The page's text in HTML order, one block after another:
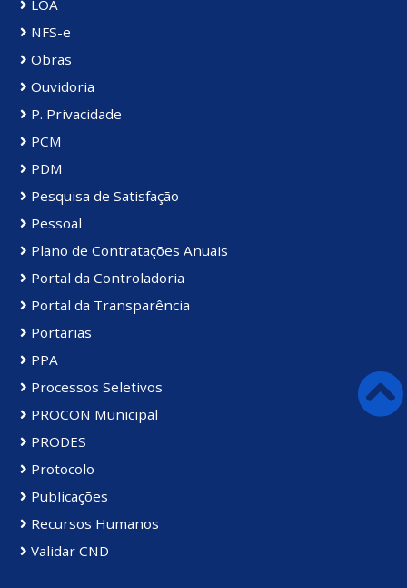
LOA
NFS-e
Obras
Ouvidoria
P. Privacidade
PCM
PDM
Pesquisa de Satisfação
Pessoal
Plano de Contratações Anuais
Portal da Controladoria
Portal da Transparência
Portarias
PPA
Processos Seletivos
PROCON Municipal
PRODES
Protocolo
Publicações
Recursos Humanos
Validar CND